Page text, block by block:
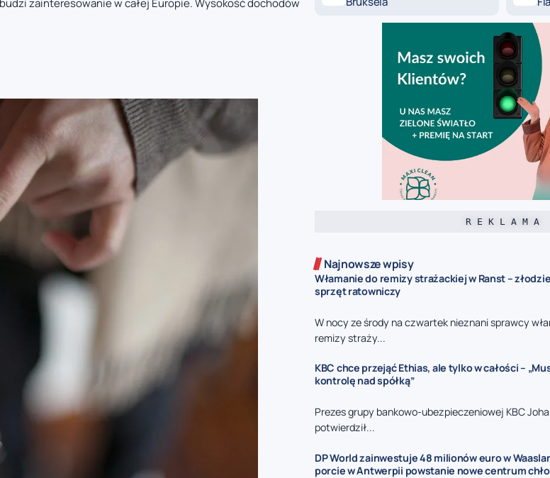
zainteresowanie w całej Europie. Wysokość dochodów
R E K L A M A
Najnowsze wpisy
Włamanie do remizy strażackiej w Ranst –
sprzęt ratowniczy
W nocy ze środy na czwartek nieznani sprawcy
remizy straży...
KBC chce przejąć Ethias, ale tylko w całości –
kontrolę nad spółką”
Prezes grupy bankowo-ubezpieczeniowej KBC
potwierdził...
DP World zainwestuje 48 milionów euro w
porcie w Antwerpii powstanie nowe centrum